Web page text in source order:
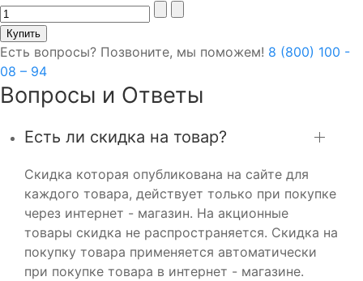
Есть вопросы? Позвоните, мы поможем! 8 (800) 100 -
08 – 94
Вопросы и Ответы
Есть ли скидка на товар?
Скидка которая опубликована на сайте для
каждого товара, действует только при покупке
через интернет - магазин. На акционные
товары скидка не распространяется. Скидка на
покупку товара применяется автоматически
при покупке товара в интернет - магазине.